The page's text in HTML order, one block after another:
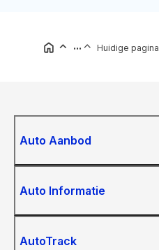
... Huidige pagina
Auto Aanbod
Auto Informatie
AutoTrack